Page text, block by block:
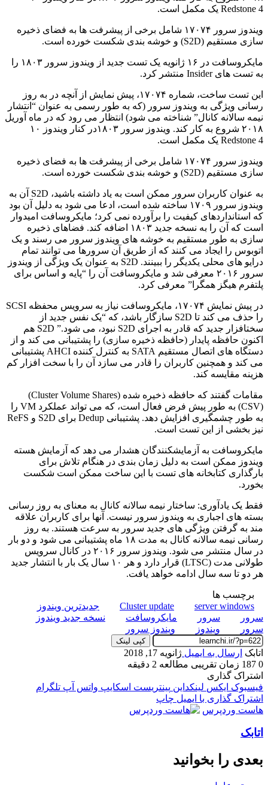
Redstone 4 یک مکمل است.
ویندوز سرور ۱۷۰۷۴ شامل برخی از پیشرفت ها به فضای ذخیره
سازی مستقیم (S2D) و خوشه بندی شکست خورده است
.
مایکروسافت در ۱۶ ژانویه یک تست جدید از ویندوز سرور ۱۸۰۳ را
به تست های Insider منتشر کرد.
این تست ساخت، شماره ۱۷۰۷۴، پیش نمایش از آنچه در به روز
رسانی ویژگی به ویندوز سرور (که به طور رسمی به عنوان “انتشار
نیمه سالانه کانال” شناخته می شود) انتظار می رود که در ماه آوریل
۲۰۱۸ شروع به کار کند. ویندوز سرور ۱۸۰۳
در کنار ویندوز ۱۰
Redstone 4 یک مکمل است.
ویندوز سرور ۱۷۰۷۴ شامل برخی از پیشرفت ها به فضای ذخیره
سازی مستقیم (S2D) و خوشه بندی شکست خورده است
.
به عنوان کاربران سرور ممکن است به یاد داشته باشید، S2D آن به
ویندوز سرور ۱۷۰۹ ساخته شده است، ادعا می شود به دلیل آن بود
که استانداردهای کیفیت را برآورده نمی کرد؛ مایکروسافت امیدوار
است که آن را به نسخه جدید ۱۸۰۳ اضافه کند. فضاهای ذخیره
سازی به طور مستقیم به خوشه های ویندوز سرور می رسند و یک
اتوبوس را ایجاد می کنند که از طریق آن سرورها می توانند تمام
درایو های محلی یکدیگر را ببینند.
S2D به عنوان یک ویژگی از ویندوز
سرور ۲۰۱۶ معرفی شد و مایکروسافت آن را “پایه و اساس برای
پلتفرم هیگز همگرا” معرفی کرد.
در پیش نمایش ۱۷۰۷۴، مایکروسافت نیاز به سرویس محفظه SCSI
را حذف می کند تا S2D سازگار باشد، که “یک نفس جدید از
سختافزار جدید که قادر به اجرای S2D نبود، می شود.” S2D هم
اکنون حافظه پایدار (حافظه ذخیره سازی) را پشتیبانی می کند و از
دستگاه های اتصال مستقیم SATA به کنترل کننده AHCI پشتیبانی
می کند و همچنین کاربران را قادر می سازد آن را با سخت افزار کم
هزینه مقایسه کند.
مقامات گفتند که حافظه ذخیره شده (Cluster Volume Shares)
(CSV) به طور پیش فرض فعال است، که می تواند عملکرد VM را
به طور چشمگیری افزایش دهد. پشتیبانی Dedup برای S2D و ReFS
نیز بخشی از این تست است.
مایکروسافت به آزمایشکنندگان هشدار می دهد که آزمایش هسته
ویندوز ممکن است به دلیل زمان بندی در هنگام تلاش برای
بارگذاری کتابخانه های تست با این ساخت ممکن است شکست
بخورد.
فقط یک یادآوری: ساختار نیمه سالانه کانال به معنای به روز رسانی
بسته های اجباری به ویندوز سرور نیست. آنها برای کاربران علاقه
مند به گرفتن ویژگی های جدید سرور به سرعت هستند. به روز
رسانی نیمه سالانه کانال به مدت ۱۸ ماه پشتیبانی می شود و دو بار
در سال منتشر می شود. ویندوز سرور ۲۰۱۶ در کانال سرویس
طولانی مدت (LTSC) قرار دارد و هر ۱۰ سال یک بار با انتشار جدید
هر دو تا سه سال ادامه خواهد یافت.
برچسب ها
Cluster update
server windows
جدیدترین ویندوز
سرور
سرور مایکروسافت
نسخه جدید ویندوز
سرور
ویندوز ویندوز سرور
کپی لینک
اتابک ارسال به ایمیل ژانویه 17, 2018
0
زمان تقریبی مطالعه 2 دقیقه
اشتراک گذاری
فیسبوک ایکس لینکداین پینتریست اسکایپ واتس آپ تلگرام
اشتراک گذاری با ایمیل چاپ
هاست وردپرس
اتابک
بعدی را بخوانید